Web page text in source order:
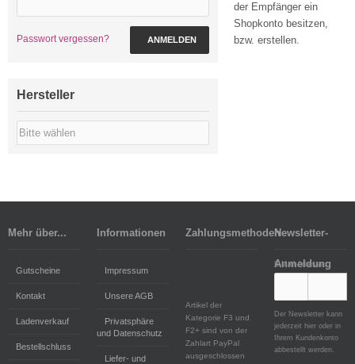
der Empfänger ein
Shopkonto besitzen,
bzw. erstellen.
Passwort vergessen? ANMELDEN
Hersteller
Mehr über...
Gutscheine
Kontakt
Ladenverkauf
Bestellschluss
Informationen
Impressum
Unsere AGB
Privatsphäre
und Datenschutz
Liefer- und
Zahlungsmethoden
Artikel der
Kategorie F3 und
F2+ sind von der
Zahlart PayPal
ausgeschlossen
Newsletter-
Anmeldung
E-Mail-Adresse:
Der Newsletter kann
jederzeit hier oder in
Ihrem Kundenkonto
abbestellt werden.